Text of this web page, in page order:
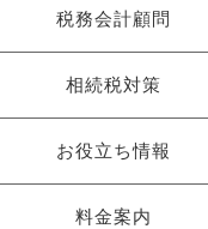
税務会計顧問
相続税対策
お役立ち情報
料金案内